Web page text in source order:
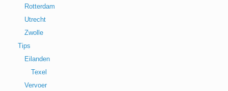
Rotterdam
Utrecht
Zwolle
Tips
Eilanden
Texel
Vervoer